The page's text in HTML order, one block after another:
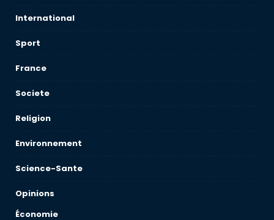
International
Sport
France
Societe
Religion
Environnement
Science-Sante
Opinions
Économie